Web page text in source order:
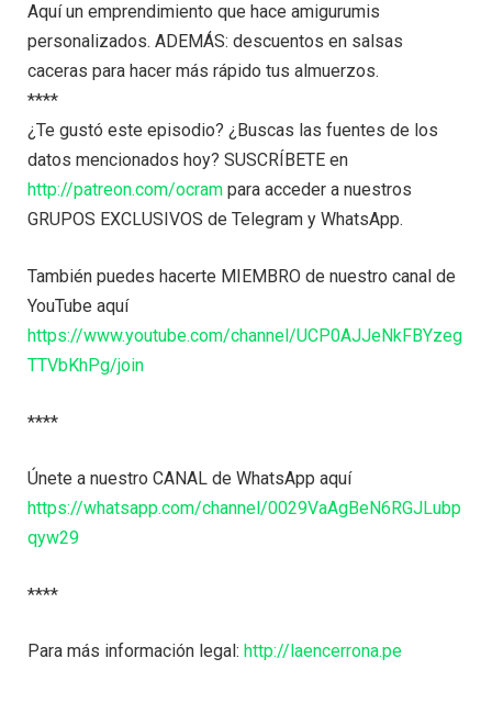
Aquí un emprendimiento que hace amigurumis
personalizados. ADEMÁS: descuentos en salsas
caceras para hacer más rápido tus almuerzos.
****
¿Te gustó este episodio? ¿Buscas las fuentes de los
datos mencionados hoy? SUSCRÍBETE en
http://patreon.com/ocram para acceder a nuestros
GRUPOS EXCLUSIVOS de Telegram y WhatsApp.
También puedes hacerte MIEMBRO de nuestro canal de
YouTube aquí
https://www.youtube.com/channel/UCP0AJJeNkFBYzeg
TTVbKhPg/join
****
Únete a nuestro CANAL de WhatsApp aquí
https://whatsapp.com/channel/0029VaAgBeN6RGJLubp
qyw29
****
Para más información legal: http://laencerrona.pe